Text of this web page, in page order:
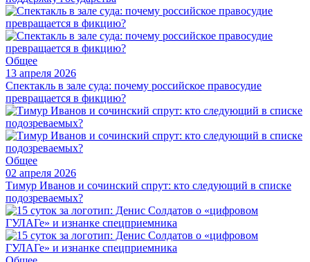
Общее
13 апреля 2026
Спектакль в зале суда: почему российское правосудие
превращается в фикцию?
Общее
02 апреля 2026
Тимур Иванов и сочинский спрут: кто следующий в списке
подозреваемых?